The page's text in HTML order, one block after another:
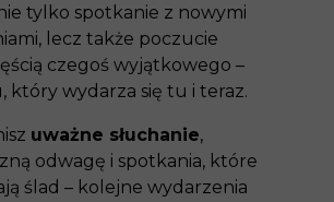
tylko spotkanie z nowymi
lecz także poczucie
czegoś wyjątkowego –
który wydarza się tu i teraz.
uważne słuchanie,
odwagę i spotkania, które
ślad – kolejne wydarzenia